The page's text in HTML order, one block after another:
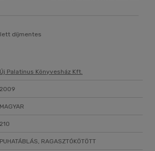
díjmentes
Új Palatinus Könyvesház Kft.
2009
MAGYAR
210
PUHATÁBLÁS, RAGASZTÓKÖTÖTT